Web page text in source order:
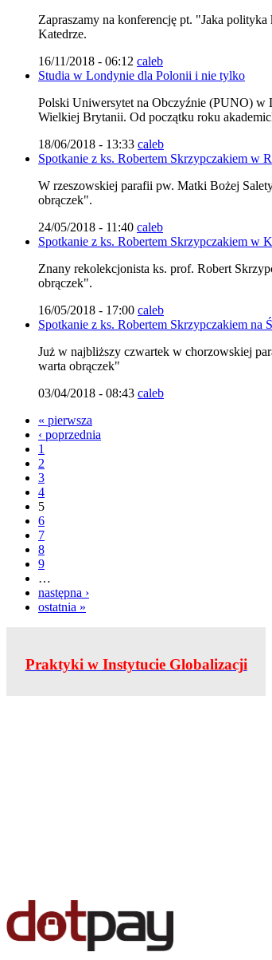
Zapraszamy na konferencję pt. "Jaka
Katedrze.
16/11/2018 - 06:12 caleb
Studia w Londynie dla Polonii i nie tylko
Polski Uniwersytet na Obczyźnie (PUNO) w
Wielkiej Brytanii. Od początku roku
18/06/2018 - 13:33 caleb
Spotkanie z ks. Robertem Skrzypczakiem w
W rzeszowskiej parafii pw. Matki Bożej
obrączek".
24/05/2018 - 11:40 caleb
Spotkanie z ks. Robertem Skrzypczakiem w
Znany rekolekcjonista ks. prof. Robert
obrączek".
16/05/2018 - 17:00 caleb
Spotkanie z ks. Robertem Skrzypczakiem na
Już w najbliższy czwartek w chorzowskiej
warta obrączek"
03/04/2018 - 08:43 caleb
« pierwsza
‹ poprzednia
1
2
3
4
5
6
7
8
9
…
następna ›
ostatnia »
Praktyki w Instytucie Globalizacji